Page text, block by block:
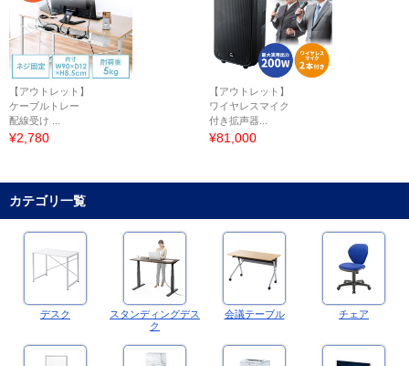
【アウトレット】
ケーブルトレー
配線受け ...
¥2,780
【アウトレット】
ワイヤレスマイク
付き拡声器...
¥81,000
カテゴリ一覧
デスク
スタンディングデス
ク
会議テーブル チェア